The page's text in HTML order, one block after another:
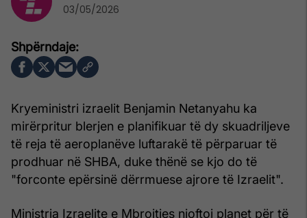
Kryeministri izraelit Benjamin Netanyahu ka
mirërpritur blerjen e planifikuar të dy skuadriljeve
të reja të aeroplanëve luftarakë të përparuar të
prodhuar në SHBA, duke thënë se kjo do të
"forconte epërsinë dërrmuese ajrore të Izraelit".
Ministria Izraelite e Mbrojtjes njoftoi planet për të
03/05/2026